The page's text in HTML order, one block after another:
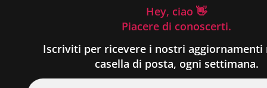
Hey, ciao 👋
Piacere di conoscerti.
Iscriviti per ricevere i nostri aggiornamenti
casella di posta, ogni settimana.